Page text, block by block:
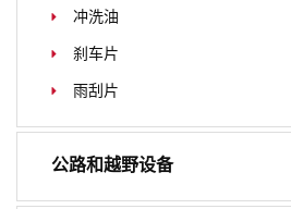
冲洗油
刹车片
雨刮片
公路和越野设备